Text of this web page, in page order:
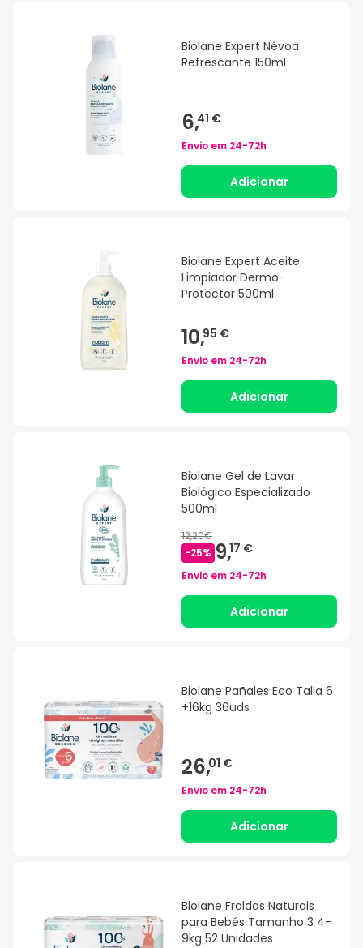
Biolane Expert Névoa
Refrescante 150ml
6,41 €
Envio em 24-72h
Adicionar
Biolane Expert Aceite
Limpiador Dermo-
Protector 500ml
10,95 €
Envio em 24-72h
Adicionar
Biolane Gel de Lavar
Biológico Especializado
500ml
12,20€
-25% 9,17 €
Envio em 24-72h
Adicionar
Biolane Pañales Eco Talla 6
+16kg 36uds
26,01 €
Envio em 24-72h
Adicionar
Biolane Fraldas Naturais
para Bebés Tamanho 3 4-
9kg 52 Unidades